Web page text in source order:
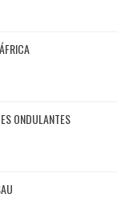
ONDULANTES